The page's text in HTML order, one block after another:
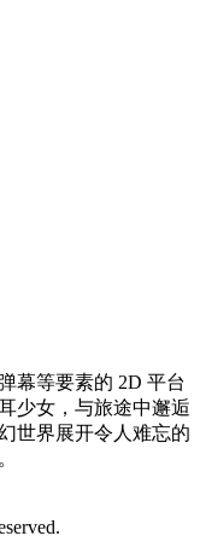
幕等要素的 2D 平台
少女，与旅途中邂逅
世界展开令人难忘的